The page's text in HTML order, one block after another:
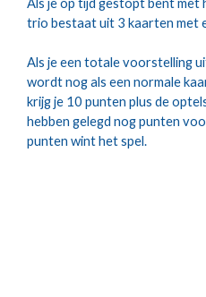
Als je op tijd gestopt bent met
trio bestaat uit 3 kaarten met
Als je een totale voorstelling
wordt nog als een normale
krijg je 10 punten plus de
hebben gelegd nog punten
punten wint het spel.